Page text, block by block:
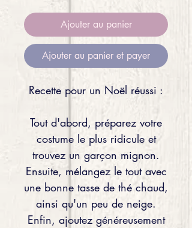
Ajouter au panier
Ajouter au panier et payer
Recette pour un Noël réussi :
Tout d'abord, préparez votre
costume le plus ridicule et
trouvez un garçon mignon.
Ensuite, mélangez le tout avec
une bonne tasse de thé chaud,
ainsi qu'un peu de neige.
Enfin, ajoutez généreusement